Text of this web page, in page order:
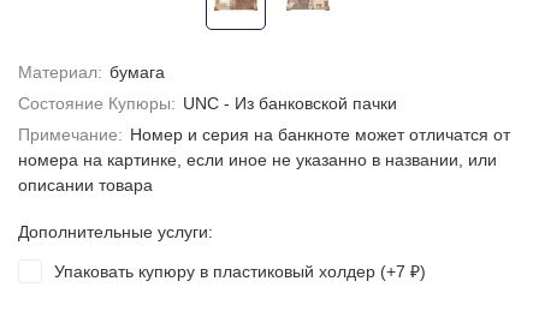
Материал: бумага
Состояние Купюры: UNC - Из банковской пачки
Примечание: Номер и серия на банкноте может отличатся от
номера на картинке, если иное не указанно в названии, или
описании товара
Дополнительные услуги:
Упаковать купюру в пластиковый холдер (+7 ₽)